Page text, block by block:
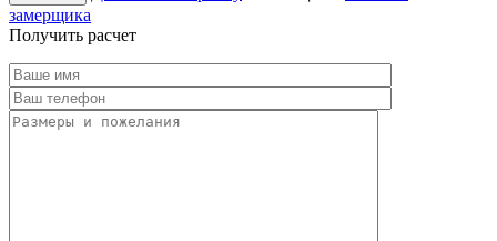
замерщика
Получить расчет